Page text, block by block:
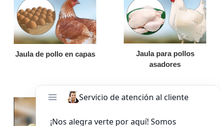
Jaula de pollo en capas
Jaula para pollos
asadores